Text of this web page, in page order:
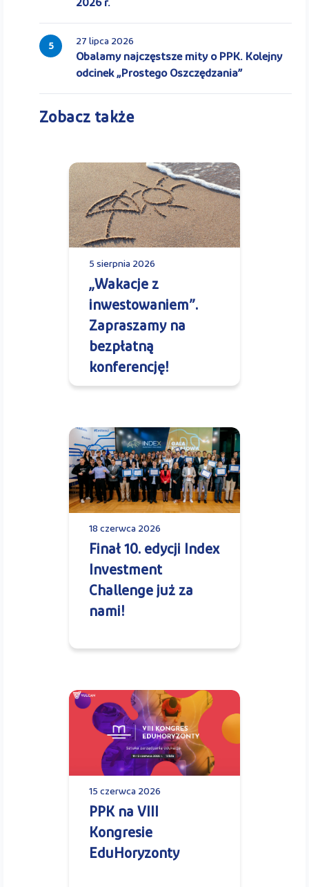
2026 r.
5 27 lipca 2026
Obalamy najczęstsze mity o PPK. Kolejny
odcinek „Prostego Oszczędzania”
Zobacz także
5 sierpnia 2026
„Wakacje z
inwestowaniem”.
Zapraszamy na
bezpłatną
konferencję!
18 czerwca 2026
Finał 10. edycji Index
Investment
Challenge już za
nami!
15 czerwca 2026
PPK na VIII
Kongresie
EduHoryzonty